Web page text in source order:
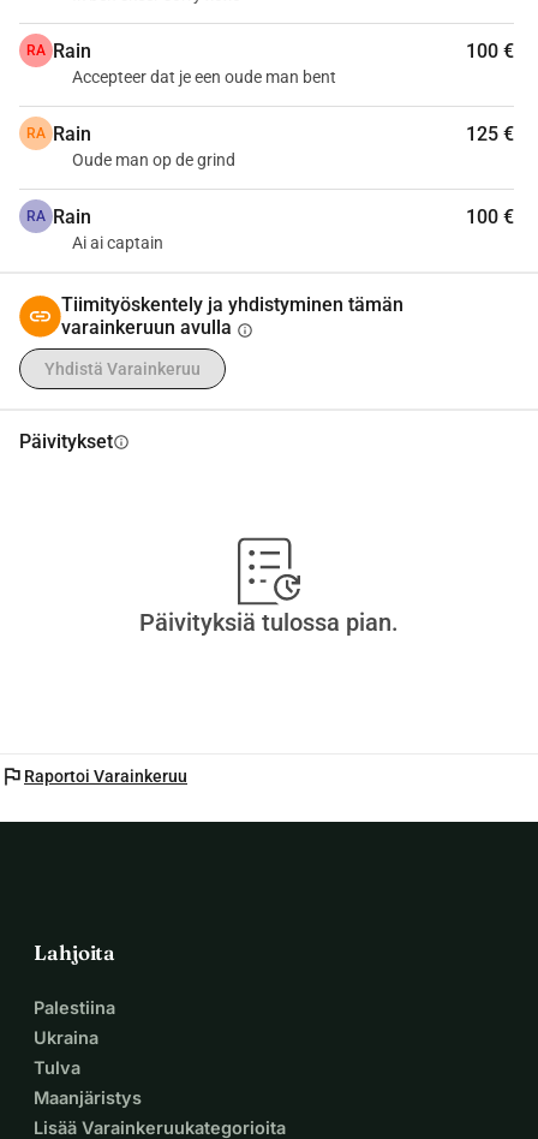
RA Rain 100 €
Accepteer dat je een oude man bent
RA Rain 125 €
Oude man op de grind
RA Rain 100 €
Ai ai captain
Tiimityöskentely ja yhdistyminen tämän
varainkeruun avulla info
Yhdistä Varainkeruu
Päivityksetinfo
Päivityksiä tulossa pian.
flag Raportoi Varainkeruu
Lahjoita
Palestiina
Ukraina
Tulva
Maanjäristys
Lisää Varainkeruukategorioita